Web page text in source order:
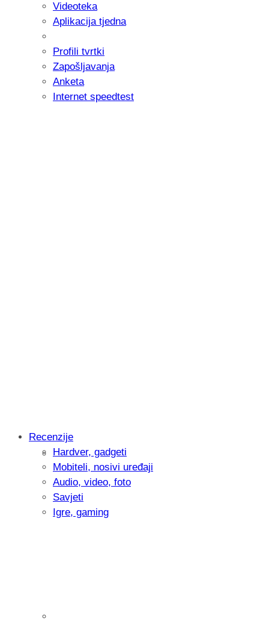
donijelo tanje i izdržljivije preklopne
Videoteka
Aplikacija tjedna
Profili tvrtki
Zapošljavanja
Anketa
Internet speedtest
Intervju: Goran Jović, fotograf -
Recenzije
Hardver, gadgeti
Mobiteli, nosivi uređaji
Audio, video, foto
Savjeti
Igre, gaming